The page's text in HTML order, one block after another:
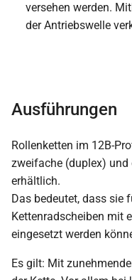
versehen werden.
der Antriebswelle
Ausführungen
Rollenketten im 12B-
zweifache (duplex)
erhältlich.
Das bedeutet, dass sie
Kettenradscheiben mit
eingesetzt werden
Es gilt: Mit